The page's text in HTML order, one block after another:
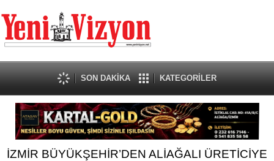
SON DAKİKA KATEGORİLER
İZMİR BÜYÜKŞEHİR’DEN ALİAĞALI ÜRETİCİYE